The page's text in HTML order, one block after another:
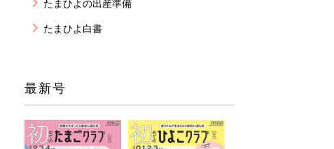
たまひよの出産準備
たまひよ白書
最新号